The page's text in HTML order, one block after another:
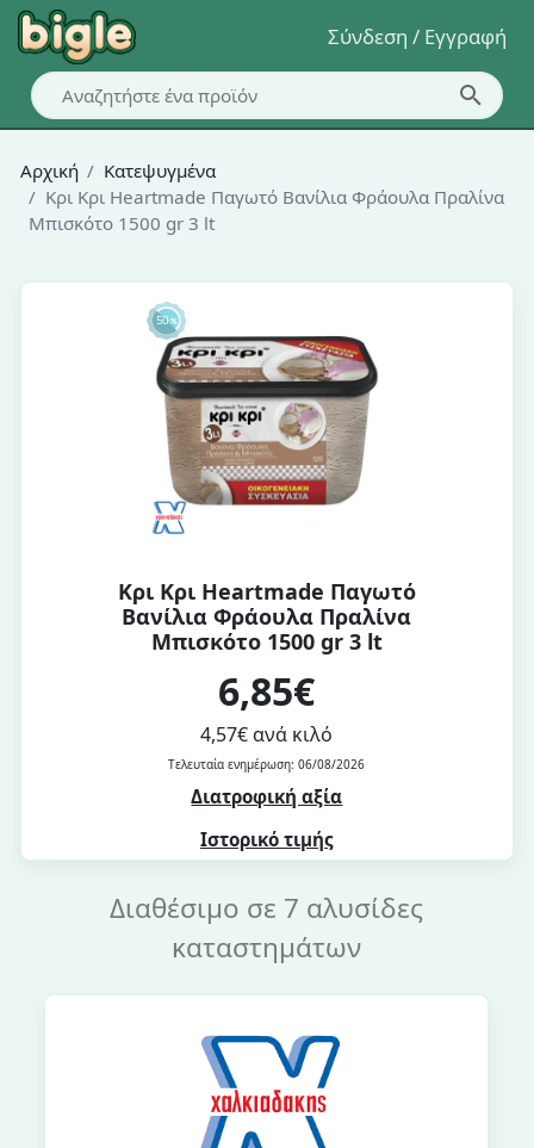
Σύνδεση / Εγγραφή
Αρχική
Κατεψυγμένα
Κρι Κρι Heartmade Παγωτό Βανίλια Φράουλα Πραλίνα
Μπισκότο 1500 gr 3 lt
Κρι Κρι Heartmade Παγωτό
Βανίλια Φράουλα Πραλίνα
Μπισκότο 1500 gr 3 lt
6,85€
4,57€ ανά κιλό
Τελευταία ενημέρωση: 06/08/2026
Διατροφική αξία
Ιστορικό τιμής
Διαθέσιμο σε 7 αλυσίδες
καταστημάτων